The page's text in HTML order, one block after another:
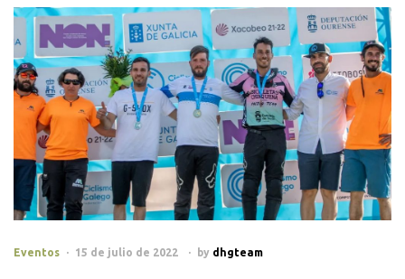
Eventos 15 de julio de 2022 by dhgteam